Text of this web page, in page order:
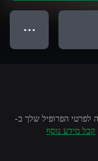
● ● ●
הפרופיל שלך ב-
קבל מידע נוסף